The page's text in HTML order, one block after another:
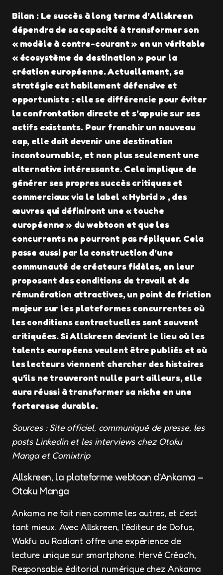
Bilan : Le succès à long terme d’Allskreen
dépendra de sa capacité à transformer son
« modèle à contre-courant » en un véritable
« écosystème de destination » pour la
création européenne. Actuellement, sa
stratégie est habilement défensive et
opportuniste : elle se différencie pour éviter
la confrontation directe et s’appuie sur ses
actifs existants. Pour franchir un nouveau
cap, elle doit devenir une destination
incontournable, et non plus seulement une
alternative intéressante. Cela implique de
générer ses propres succès critiques et
commerciaux via le label « Hybrid » , des
œuvres qui définiront une « touche
européenne » du webtoon et que les
concurrents ne pourront pas répliquer. Cela
passe aussi par la construction d’une
communauté de créateurs fidèles, en leur
proposant des conditions de travail et de
rémunération attractives, un point de friction
majeur sur les plateformes concurrentes où
les conditions contractuelles sont souvent
critiquées. Si Allskreen devient le lieu où les
talents européens veulent être publiés et où
les lecteurs viennent chercher des histoires
qu’ils ne trouveront nulle part ailleurs, elle
aura réussi à transformer sa niche en une
forteresse durable.
Sources : Site officiel, communiqué de presse, les
posts Linkedin et les interviews chez Otaku
Manga et Comixtrip
Allskreen, la plateforme webtoon d’Ankama –
Otaku Manga
Ankama ne fait rien comme les autres, et c’est
tant mieux. Avec Allskreen, l’éditeur de Dofus,
Wakfu ou Radiant offre une expérience de
lecture unique sur smartphone. Hervé Créac’h,
Responsable éditorial numérique chez Ankama